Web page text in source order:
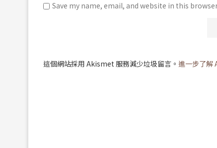
Save my name, email, and website in this
這個網站採用 Akismet 服務減少垃圾留言。 進一步了解